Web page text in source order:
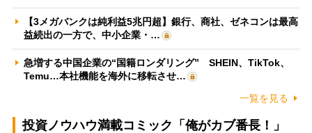
【3メガバンクは純利益5兆円超】銀行、商社、ゼネコンは最高
益続出の一方で、中小企業・…
急増する中国企業の“国籍ロンダリング” SHEIN、TikTok、
Temu…本社機能を海外に移転させ…
一覧を見る
投資ノウハウ満載コミック「俺がカブ番長！」